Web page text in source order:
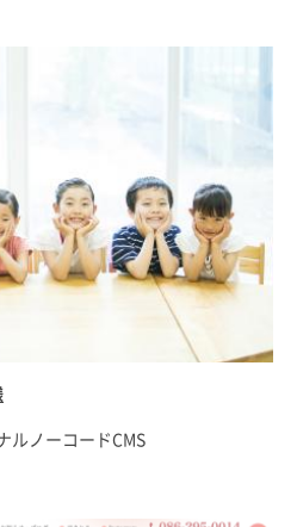
ルノーコードCMS